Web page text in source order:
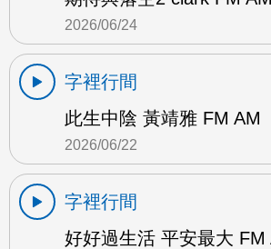
2026/06/24
字裡行間
此生中陰 黃靖雅 FM AM
2026/06/22
字裡行間
好好過生活 平安最大 FM